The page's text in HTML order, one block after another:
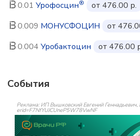
0.01 Урофосцин®
от 476.00 р.
0.009 МОНУСФОЦИН
от
0.004 Уробактоцин от 476.00
События
Реклама: ИП Вышковский Евгений
erid=F7NfYUJCUneP5W78VwNF